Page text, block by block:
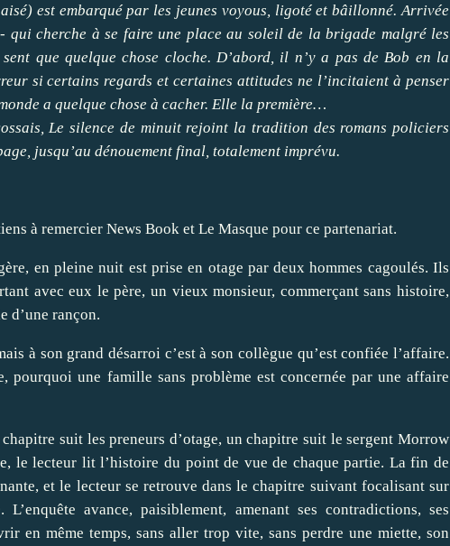
est embarqué par les jeunes voyous, ligoté et bâillonné. Arrivée
qui cherche à se faire une place au soleil de la brigade malgré les
que quelque chose cloche. D’abord, il n’y a pas de Bob en la
si certains regards et certaines attitudes ne l’incitaient à penser
a quelque chose à cacher. Elle la première…
Le silence de minuit rejoint la tradition des romans policiers
jusqu’au dénouement final, totalement imprévu.
à remercier News Book et Le Masque pour ce partenariat.
en pleine nuit est prise en otage par deux hommes cagoulés. Ils
avec eux le père, un vieux monsieur, commerçant sans histoire,
d’une rançon.
à son grand désarroi c’est à son collègue qu’est confiée l’affaire.
pourquoi une famille sans problème est concernée par une affaire
suit les preneurs d’otage, un chapitre suit le sergent Morrow
le lecteur lit l’histoire du point de vue de chaque partie. La fin de
et le lecteur se retrouve dans le chapitre suivant focalisant sur
avance, paisiblement, amenant ses contradictions, ses
en même temps, sans aller trop vite, sans perdre une miette, son